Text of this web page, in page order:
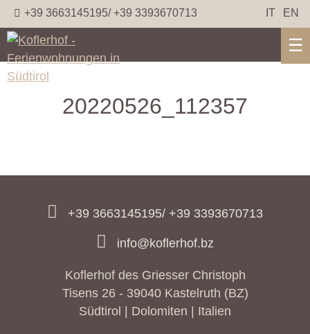
+39 3663145195/ +39 3393670713 IT EN
☰
20220526_112357
+39 3663145195/ +39 3393670713
info@koflerhof.bz
Koflerhof des Griesser Christoph
Tisens 26 - 39040 Kastelruth (BZ)
Südtirol | Dolomiten | Italien